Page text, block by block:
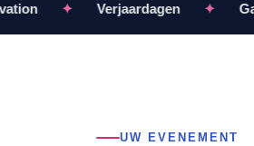
✦ Verjaardagen ✦
UW EVENEMENT